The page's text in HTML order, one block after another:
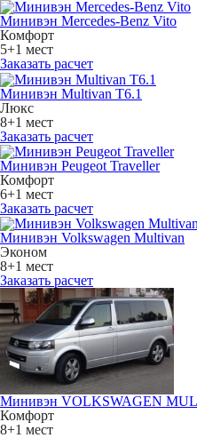
Минивэн Mercedes-Benz Vito
Комфорт
5+1 мест
Заказать расчет
Минивэн Multivan Т6.1
Люкс
8+1 мест
Заказать расчет
Минивэн Peugeot Traveller
Комфорт
6+1 мест
Заказать расчет
Минивэн Volkswagen Multivan
Эконом
8+1 мест
Заказать расчет
Минивэн VOLKSWAGEN
Комфорт
8+1 мест